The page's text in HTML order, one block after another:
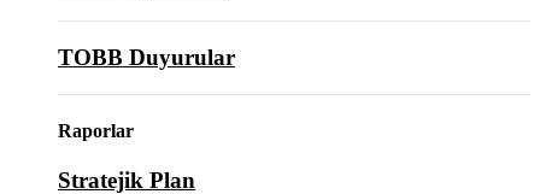
TOBB Duyurular
Raporlar
Stratejik Plan